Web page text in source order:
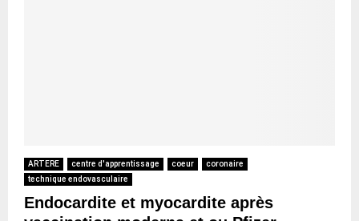
ARTERE centre d'apprentissage coeur
coronaire
technique endovasculaire
Endocardite et myocardite après